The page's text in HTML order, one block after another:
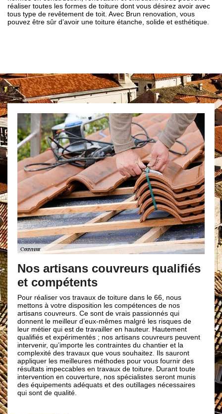
réaliser toutes les formes de toiture dont vous désirez avoir avec
tous type de revêtement de toit. Avec Brun renovation, vous
pouvez être sûr d’avoir une toiture étanche, solide et esthétique.
artisans couvreurs qualifiés
compétents
réaliser vos travaux de toiture dans le 66, nous
à votre disposition les compétences de nos
couvreurs. Ce sont de vrais passionnés qui
le meilleur d’eux-mêmes malgré les risques de
métier qui est de travailler en hauteur. Hautement
et expérimentés ; nos artisans couvreurs peuvent
qu’importe les contraintes du chantier et la
des travaux que vous souhaitez. Ils sauront
les meilleures méthodes pour vous fournir des
impeccables en travaux de toiture. Durant toute
en couverture, nos spécialistes seront munis
équipements adéquats et des outillages nécessaires
de qualité.
Besoin
A cause
maisons
vous ne
renovation à
vous secourir.
toiture sera
équipement
urgences
Roussillon
D’où, ne
de Brun
nécessité.